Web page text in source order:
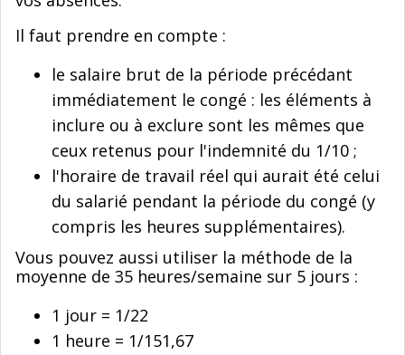
Il faut prendre en compte :
le salaire brut de la période précédant
immédiatement le congé : les éléments à
inclure ou à exclure sont les mêmes que
ceux retenus pour l'indemnité du 1/10 ;
l'horaire de travail réel qui aurait été celui
du salarié pendant la période du congé (y
compris les heures supplémentaires).
Vous pouvez aussi utiliser la méthode de la
moyenne de 35 heures/semaine sur 5 jours :
1 jour = 1/22
1 heure = 1/151,67